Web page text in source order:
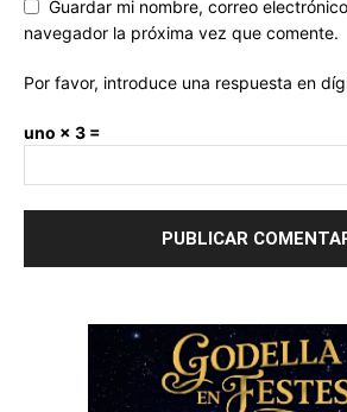
Guardar mi nombre, correo
navegador la próxima vez que comente.
Por favor, introduce una respuesta en
uno × 3 =